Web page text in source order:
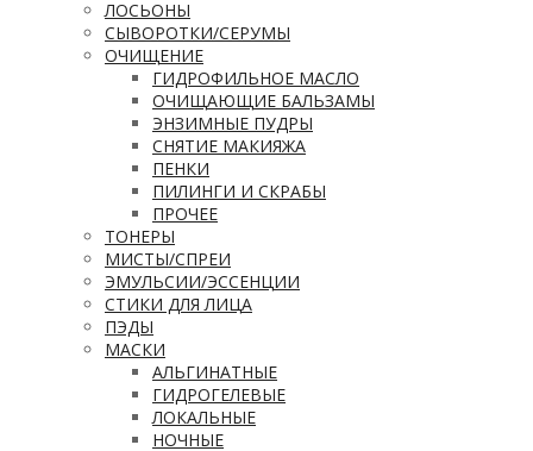
ЛОСЬОНЫ
СЫВОРОТКИ/СЕРУМЫ
ОЧИЩЕНИЕ
ГИДРОФИЛЬНОЕ МАСЛО
ОЧИЩАЮЩИЕ БАЛЬЗАМЫ
ЭНЗИМНЫЕ ПУДРЫ
СНЯТИЕ МАКИЯЖА
ПЕНКИ
ПИЛИНГИ И СКРАБЫ
ПРОЧЕЕ
ТОНЕРЫ
МИСТЫ/СПРЕИ
ЭМУЛЬСИИ/ЭССЕНЦИИ
СТИКИ ДЛЯ ЛИЦА
ПЭДЫ
МАСКИ
АЛЬГИНАТНЫЕ
ГИДРОГЕЛЕВЫЕ
ЛОКАЛЬНЫЕ
НОЧНЫЕ